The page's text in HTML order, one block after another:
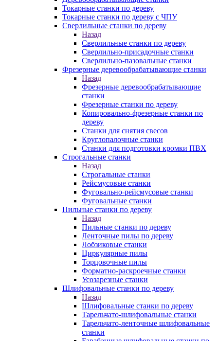
Токарные станки по дереву
Токарные станки по дереву с ЧПУ
Сверлильные станки по дереву
Назад
Сверлильные станки по дереву
Сверлильно-присадочные станки
Сверлильно-пазовальные станки
Фрезерные деревообрабатывающие станки
Назад
Фрезерные деревообрабатывающие
станки
Фрезерные станки по дереву
Копировально-фрезерные станки по
дереву
Станки для снятия свесов
Круглопалочные станки
Станки для подготовки кромки ПВХ
Строгальные станки
Назад
Строгальные станки
Рейсмусовые станки
Фуговально-рейсмусовые станки
Фуговальные станки
Пильные станки по дереву
Назад
Пильные станки по дереву
Ленточные пилы по дереву
Лобзиковые станки
Циркулярные пилы
Торцовочные пилы
Форматно-раскроечные станки
Усозарезные станки
Шлифовальные станки по дереву
Назад
Шлифовальные станки по дереву
Тарельчато-шлифовальные станки
Тарельчато-ленточные шлифовальные
станки